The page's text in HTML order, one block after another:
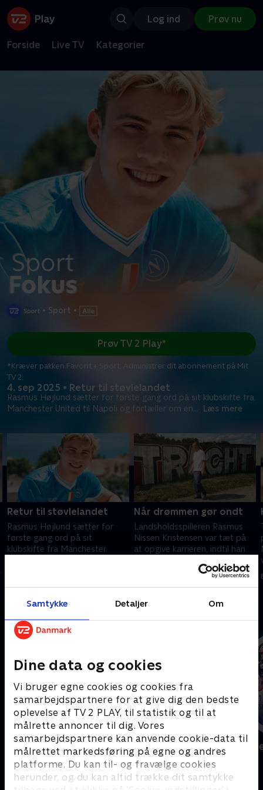
Samtykke Detaljer Om
Dine data og cookies
Vi bruger egne cookies og cookies fra
samarbejdspartnere for at give dig den bedste
oplevelse af TV 2 PLAY, til statistik og til at
målrette annoncer til dig. Vores
samarbejdspartnere kan anvende cookie-data til
målrettet markedsføring på egne og andres
platforme. Du kan til- og fravælge cookies
herunder, og du kan altid trække dit samtykke
Log ind Prøv nu
Forside Live TV Kategorier
• Sport •
4. sep 2025 • Retur til støvlelandet
Rasmus Højlund sætter for første gang ord på sit klubskifte fra
Manchester United til Napoli og fortæller om en... Læs mere
Prøv TV 2 Play*
*Kræver pakken Favorit + Sport. Administrer dit abonnement på Mit
TV 2.
Retur til støvlelandet
Rasmus Højlund sætter for
første gang ord på sit
klubskifte fra Manchester
Når drømmen gør ondt
Landsholdsspilleren Rasmus
Nissen Kristensen var tæt på
at opgive karrieren, indtil han
fodboldlykke, han troede var
3. september 2025 • 11 min
Andre så også
Vinter-OL - Højdepunkter
Sport Sport